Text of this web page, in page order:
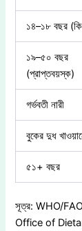
১৪–১৮ বছর
১৯–৫০ বছর
(প্রাপ্তবয়স্ক)
গর্ভবতী নারী
বুকের দুধ
৫১+ বছর
সূত্র: WHO/
Office of